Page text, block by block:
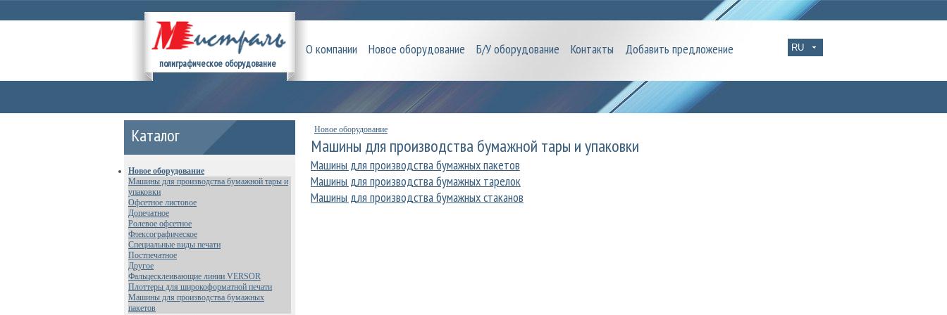
полиграфическое оборудование
О компании Новое оборудование Б/У оборудование Контакты Добавить предложение
Каталог
Новое оборудование
Машины для производства бумажной тары и
упаковки
Офсетное листовое
Допечатное
Ролевое офсетное
Флексографическое
Специальные виды печати
Постпечатное
Другое
Фальцесклеивающие линии VERSOR
Плоттеры для широкоформатной печати
Машины для производства бумажных
пакетов
Новое оборудование
Машины для производства бумажной тары и упаковки
Машины для производства бумажных пакетов
Машины для производства бумажных тарелок
Машины для производства бумажных стаканов